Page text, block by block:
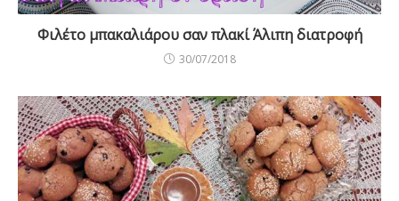
Φιλέτο μπακαλιάρου σαν πλακί Άλιπη διατροφή
30/07/2018